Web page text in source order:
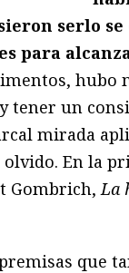
serlo
para
hubo
tener un
mirada
En la
Gombrich, La
que